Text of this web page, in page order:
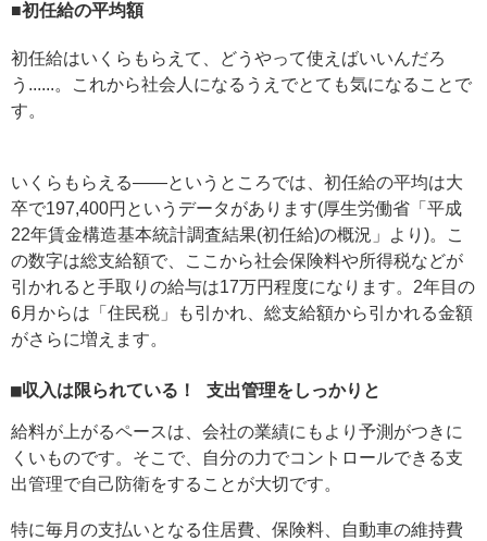
■初任給の平均額
初任給はいくらもらえて、どうやって使えばいいんだろ
う......。これから社会人になるうえでとても気になることで
す。
いくらもらえる――というところでは、初任給の平均は大
卒で197,400円というデータがあります(厚生労働省「平成
22年賃金構造基本統計調査結果(初任給)の概況」より)。こ
の数字は総支給額で、ここから社会保険料や所得税などが
引かれると手取りの給与は17万円程度になります。2年目の
6月からは「住民税」も引かれ、総支給額から引かれる金額
がさらに増えます。
■収入は限られている！ 支出管理をしっかりと
給料が上がるペースは、会社の業績にもより予測がつきに
くいものです。そこで、自分の力でコントロールできる支
出管理で自己防衛をすることが大切です。
特に毎月の支払いとなる住居費、保険料、自動車の維持費